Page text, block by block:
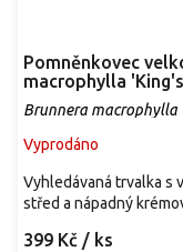
Pomněnkovec
macrophylla
Brunnera macrophylla
Vyprodáno
399 Kč / ks
Vyhledávaná trvalka s
střed a nápadný